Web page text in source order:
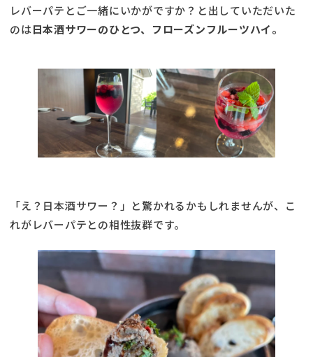
レバーパテとご一緒にいかがですか？と出していただいた
のは日本酒サワーのひとつ、フローズンフルーツハイ。
「え？日本酒サワー？」と驚かれるかもしれませんが、こ
れがレバーパテとの相性抜群です。